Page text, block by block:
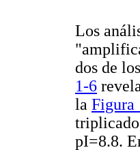
Los
dos de
1-6
la Figura
pI=8.8.